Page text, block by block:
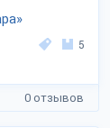
5
0 отзывов